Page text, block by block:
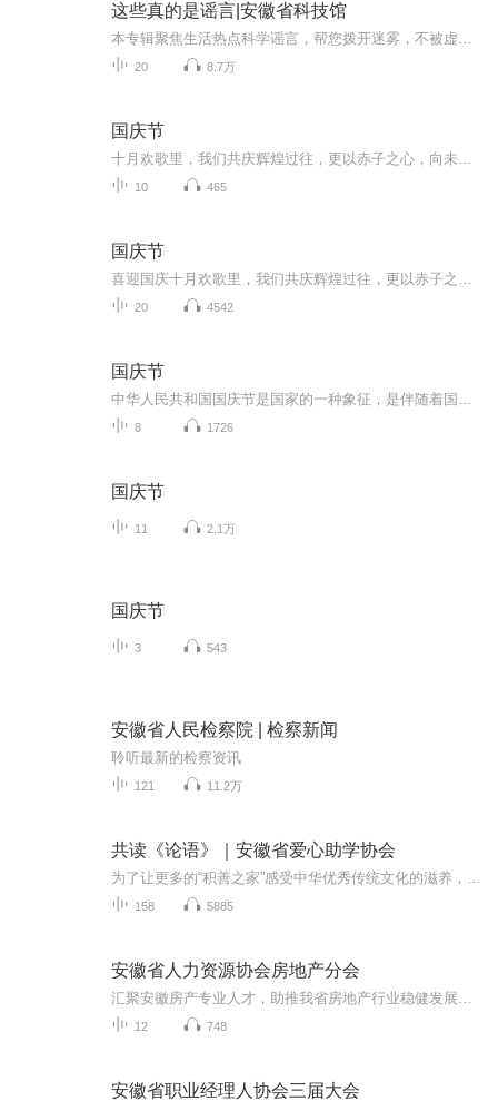
这些真的是谣言|安徽省科技馆
20 8.7万
国庆节
10 465
国庆节
20 4542
国庆节
8 1726
国庆节
11 2.1万
国庆节
3 543
安徽省人民检察院 | 检察新闻
聆听最新的检察资讯
121 11.2万
共读《论语》｜安徽省爱心助学协会
158 5885
安徽省人力资源协会房地产分会
12 748
安徽省职业经理人协会三届大会